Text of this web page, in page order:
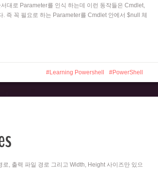
대로 Parameter를 인식 하는데 이런 동작들은 Cmdlet,
즉 꼭 필요로 하는 Parameter를 Cmdlet 안에서 $null 체
Learning Powershell PowerShell
, 출력 파일 경로 그리고 Width, Height 사이즈만 있으